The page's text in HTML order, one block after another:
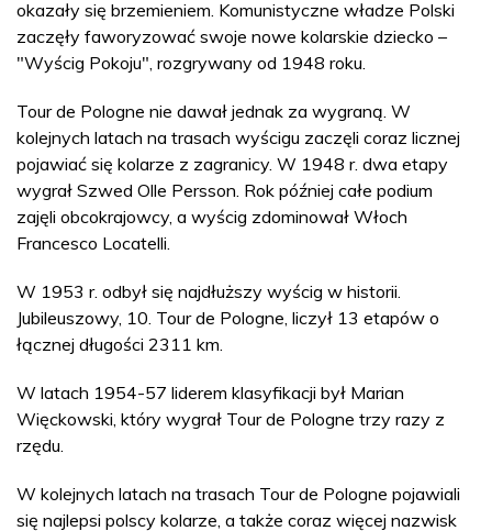
okazały się brzemieniem. Komunistyczne władze Polski
zaczęły faworyzować swoje nowe kolarskie dziecko –
"Wyścig Pokoju", rozgrywany od 1948 roku.
Tour de Pologne nie dawał jednak za wygraną. W
kolejnych latach na trasach wyścigu zaczęli coraz licznej
pojawiać się kolarze z zagranicy. W 1948 r. dwa etapy
wygrał Szwed Olle Persson. Rok później całe podium
zajęli obcokrajowcy, a wyścig zdominował Włoch
Francesco Locatelli.
W 1953 r. odbył się najdłuższy wyścig w historii.
Jubileuszowy, 10. Tour de Pologne, liczył 13 etapów o
łącznej długości 2311 km.
W latach 1954-57 liderem klasyfikacji był Marian
Więckowski, który wygrał Tour de Pologne trzy razy z
rzędu.
W kolejnych latach na trasach Tour de Pologne pojawiali
się najlepsi polscy kolarze, a także coraz więcej nazwisk